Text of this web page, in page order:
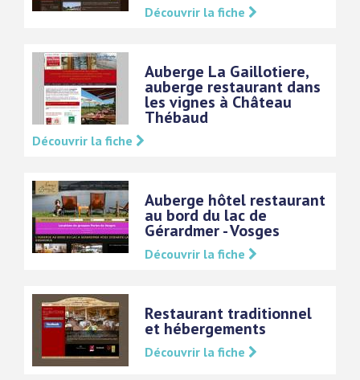
Découvrir la fiche
Auberge La Gaillotiere,
auberge restaurant dans
les vignes à Château
Thébaud
Découvrir la fiche
Auberge hôtel restaurant
au bord du lac de
Gérardmer - Vosges
Découvrir la fiche
Restaurant traditionnel
et hébergements
Découvrir la fiche